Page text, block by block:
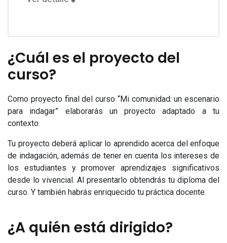
¿Cuál es el proyecto del
curso?
Como proyecto final del curso “Mi comunidad: un escenario
para indagar” elaborarás un proyecto adaptado a tu
contexto.
Tu proyecto deberá aplicar lo aprendido acerca del enfoque
de indagación, además de tener en cuenta los intereses de
los estudiantes y promover aprendizajes significativos
desde lo vivencial. Al presentarlo obtendrás tu diploma del
curso. Y también habrás enriquecido tu práctica docente.
¿A quién está dirigido?